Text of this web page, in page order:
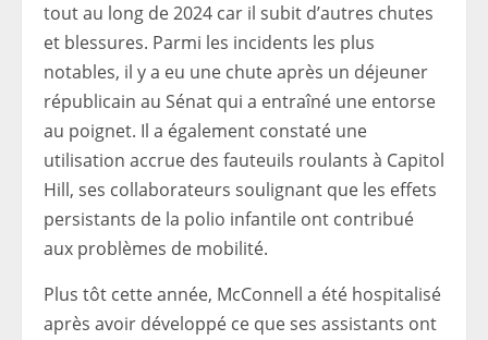
tout au long de 2024 car il subit d’autres chutes
et blessures. Parmi les incidents les plus
notables, il y a eu une chute après un déjeuner
républicain au Sénat qui a entraîné une entorse
au poignet. Il a également constaté une
utilisation accrue des fauteuils roulants à Capitol
Hill, ses collaborateurs soulignant que les effets
persistants de la polio infantile ont contribué
aux problèmes de mobilité.
Plus tôt cette année, McConnell a été hospitalisé
après avoir développé ce que ses assistants ont